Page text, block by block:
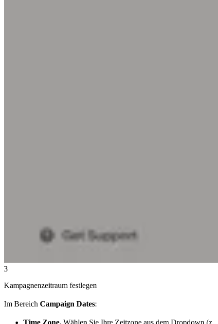
3
Kampagnenzeitraum festlegen
Im Bereich Campaign Dates:
Time Zone. Wählen Sie Ihre Zeitzone aus dem Dropdown (z.